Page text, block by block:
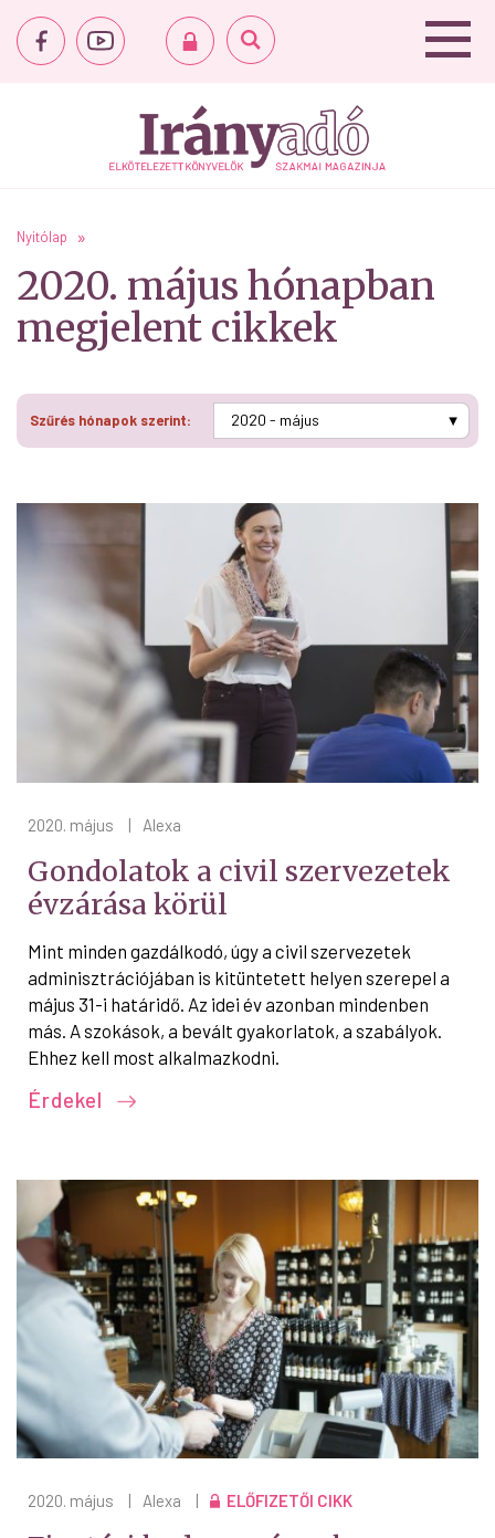
Nyitólap
2020. május hónapban
megjelent cikkek
Szűrés hónapok szerint:
2020. május | Alexa
Gondolatok a civil szervezetek
évzárása körül
Mint minden gazdálkodó, úgy a civil szervezetek
adminisztrációjában is kitüntetett helyen szerepel a
május 31-i határidő. Az idei év azonban mindenben
más. A szokások, a bevált gyakorlatok, a szabályok.
Ehhez kell most alkalmazkodni.
Érdekel
2020. május | Alexa | ELŐFIZETŐI CIKK